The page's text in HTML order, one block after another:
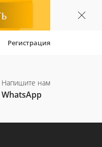
Регистрация
Напишите нам
WhatsApp